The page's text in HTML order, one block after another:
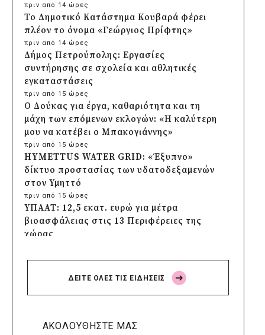
πριν από 14 ώρες
Το Δημοτικό Κατάστημα Κουβαρά φέρει
πλέον το όνομα «Γεώργιος Πρίφτης»
πριν από 14 ώρες
Δήμος Πετρούπολης: Εργασίες
συντήρησης σε σχολεία και αθλητικές
εγκαταστάσεις
πριν από 15 ώρες
Ο Δούκας για έργα, καθαριότητα και τη
μάχη των επόμενων εκλογών: «Η καλύτερη
μου να κατέβει ο Μπακογιάννης»
πριν από 15 ώρες
HYMETTUS WATER GRID: «Έξυπνο»
δίκτυο προστασίας των υδατοδεξαμενών
στον Υμηττό
πριν από 15 ώρες
ΥΠΑΑΤ: 12,5 εκατ. ευρώ για μέτρα
βιοασφάλειας στις 13 Περιφέρειες της
χώρας
Πρέσπεια 2026: Έξι ημέρες πολιτισμού,
μουσικής και γαστρονομίας στη Φλώρινα
Δήμος Πέλλας: Σε προσωρινή αναστολή
πριν από 16 ώρες
ΔΕΙΤΕ ΟΛΕΣ ΤΙΣ ΕΙΔΗΣΕΙΣ
ΑΚΟΛΟΥΘΗΣΤΕ ΜΑΣ